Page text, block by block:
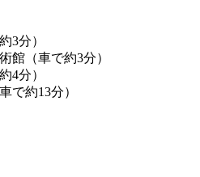
3分）
館（車で約3分）
4分）
で約13分）